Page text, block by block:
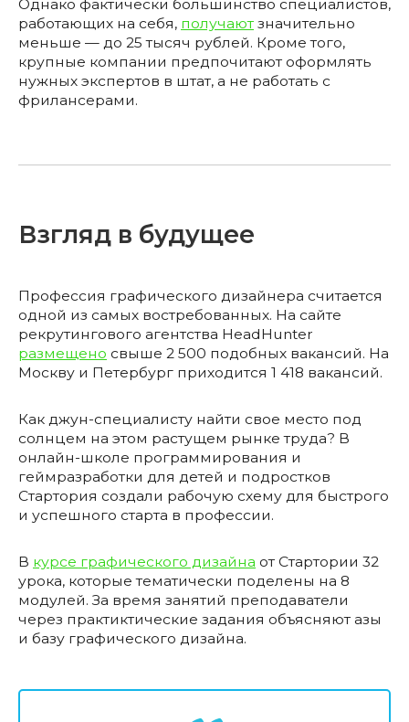
Однако фактически большинство специалистов,
работающих на себя, получают значительно
меньше — до 25 тысяч рублей. Кроме того,
крупные компании предпочитают оформлять
нужных экспертов в штат, а не работать с
фрилансерами.
Взгляд в будущее
Профессия графического дизайнера считается
одной из самых востребованных. На сайте
рекрутингового агентства HeadHunter
размещено свыше 2 500 подобных вакансий. На
Москву и Петербург приходится 1 418 вакансий.
Как джун-специалисту найти свое место под
солнцем на этом растущем рынке труда? В
онлайн-школе программирования и
геймразработки для детей и подростков
Стартория создали рабочую схему для быстрого
и успешного старта в профессии.
В курсе графического дизайна от Стартории 32
урока, которые тематически поделены на 8
модулей. За время занятий преподаватели
через практиктические задания объясняют азы
и базу графического дизайна.